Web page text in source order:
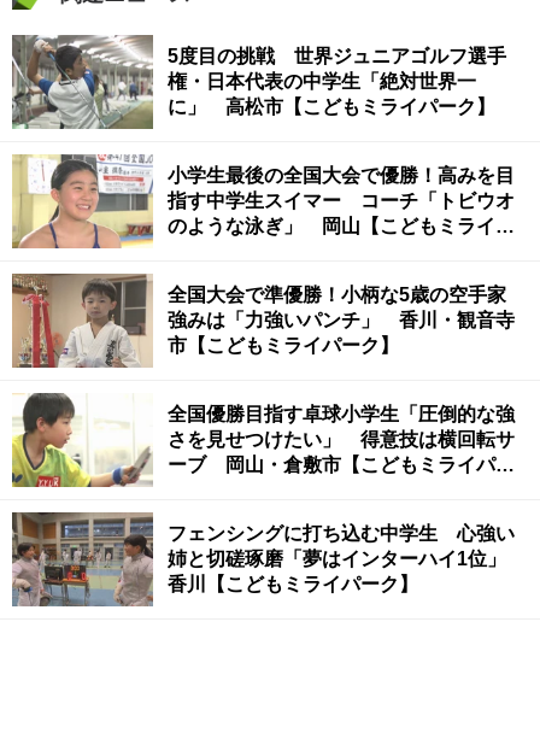
5度目の挑戦 世界ジュニアゴルフ選手
権・日本代表の中学生「絶対世界一
に」 高松市【こどもミライパーク】
小学生最後の全国大会で優勝！高みを目
指す中学生スイマー コーチ「トビウオ
のような泳ぎ」 岡山【こどもミライパ
全国大会で準優勝！小柄な5歳の空手家
強みは「力強いパンチ」 香川・観音寺
市【こどもミライパーク】
全国優勝目指す卓球小学生「圧倒的な強
さを見せつけたい」 得意技は横回転サ
ーブ 岡山・倉敷市【こどもミライパー
フェンシングに打ち込む中学生 心強い
姉と切磋琢磨「夢はインターハイ1位」
香川【こどもミライパーク】